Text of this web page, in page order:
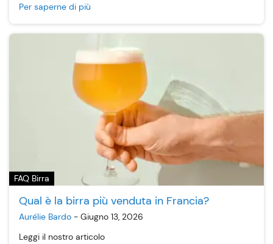
Per saperne di più
FAQ Birra
Qual è la birra più venduta in Francia?
Aurélie Bardo - Giugno 13, 2026
Leggi il nostro articolo